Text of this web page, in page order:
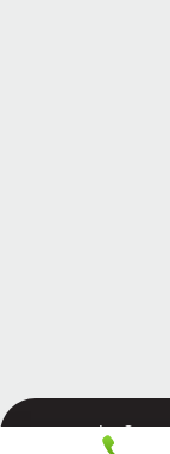
Copyright ©